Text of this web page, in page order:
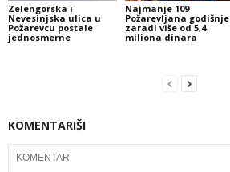
Zelengorska i
Nevesinjska ulica u
Požarevcu postale
jednosmerne
Najmanje 109
Požarevljana godišnje
zaradi više od 5,4
miliona dinara
KOMENTARIŠI